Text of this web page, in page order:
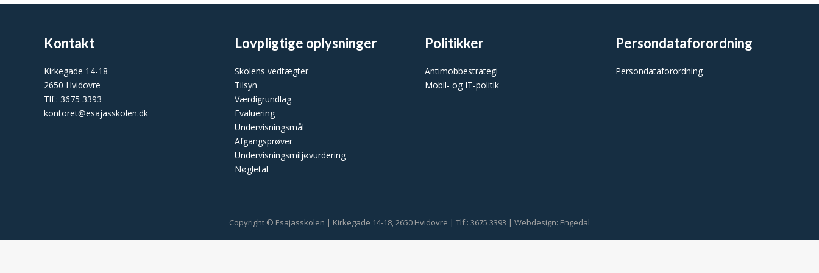
Kontakt
Kirkegade 14-18
2650 Hvidovre
Tlf.: 3675 3393
kontoret@esajasskolen.dk
Lovpligtige oplysninger
Skolens vedtægter
Tilsyn
Værdigrundlag
Evaluering
Undervisningsmål
Afgangsprøver
Undervisningsmiljøvurdering
Nøgletal
Politikker
Antimobbestrategi
Mobil- og IT-politik
Persondataforordning
Persondataforordning
Copyright © Esajasskolen | Kirkegade 14-18, 2650 Hvidovre | Tlf.: 3675 3393 | Webdesign: Engedal